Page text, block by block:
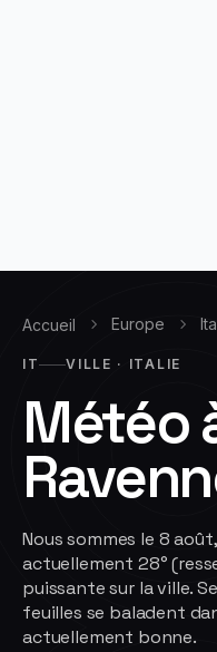
Accueil Europe
IT VILLE · ITALIE
Météo
Nous sommes le 8
actuellement 28°
puissante sur la ville.
feuilles se baladent
actuellement bonne.